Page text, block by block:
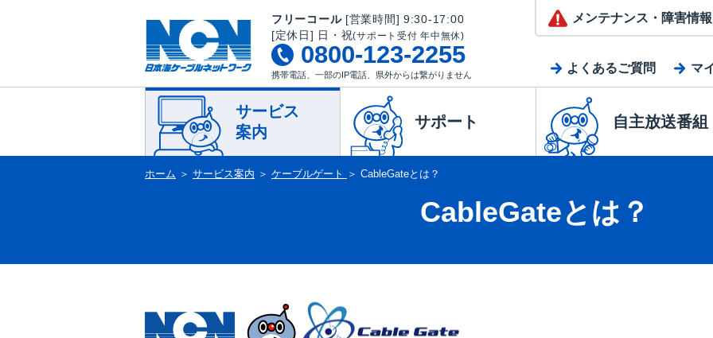
フリーコール[営業時間] 9:30-17:00
[定休日] 日・祝(サポート受付 年中無休)
0800-123-2255
携帯電話、一部のIP電話、県外からは繋がりません
メンテナンス ・障害情報
よくあるご質問 マ
サービス
案内
サポート 自主放送番組
ホーム ＞ サービス案内 ＞ ケーブルゲート ＞ CableGateとは？
CableGateとは？